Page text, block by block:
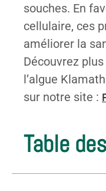
souches. En
cellulaire, ces
améliorer la
Découvrez
l’algue
sur notre site :
Table